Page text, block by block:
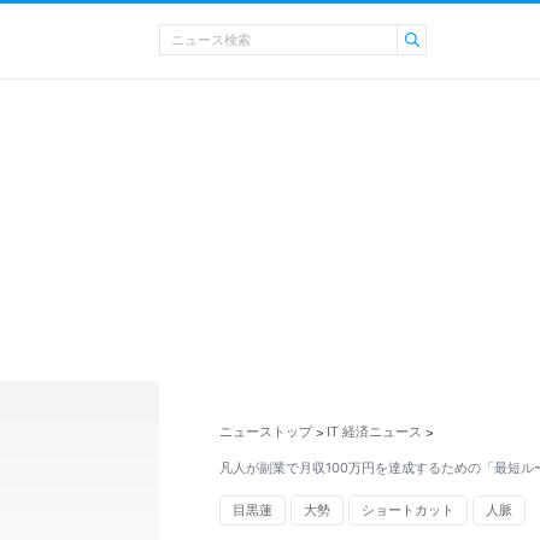
ニューストップ > IT 経済ニュース >
凡人が副業で月収100万円を達成するための「最短ル
目黒蓮 大勢 ショートカット 人脈